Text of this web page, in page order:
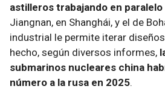
astilleros trabajando en paralelo
Jiangnan, en Shanghái, y el de
industrial le permite iterar
hecho, según diversos informes,
submarinos nucleares china
número a la rusa en 2025.